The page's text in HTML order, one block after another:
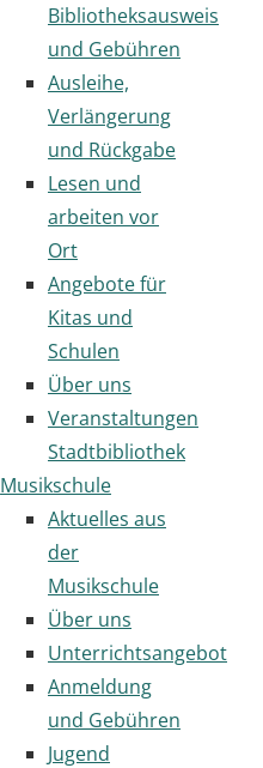
Bibliotheksausweis
und Gebühren
Ausleihe,
Verlängerung
und Rückgabe
Lesen und
arbeiten vor
Ort
Angebote für
Kitas und
Schulen
Über uns
Veranstaltungen
Stadtbibliothek
Musikschule
Aktuelles aus
der
Musikschule
Über uns
Unterrichtsangebot
Anmeldung
und Gebühren
Jugend